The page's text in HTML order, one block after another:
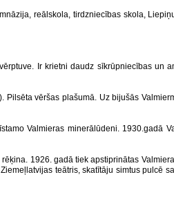
reālskola, tirdzniecības skola,
Ir krietni daudz sīkrūpniecības un
vēršas plašumā. Uz bijušās
Valmieras minerālūdeni. 1930.gadā
1926. gadā tiek apstiprinātas
teātris, skatītāju simtus pulcē